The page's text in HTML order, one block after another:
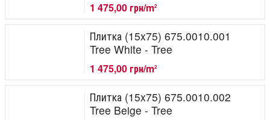
1 475,00 грн/m2
Плитка (15x75) 675.0010.001
Tree White - Tree
1 475,00 грн/m2
Плитка (15x75) 675.0010.002
Tree Beige - Tree